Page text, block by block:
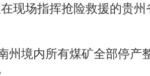
现场指挥抢险救援的贵
境内所有煤矿全部停产